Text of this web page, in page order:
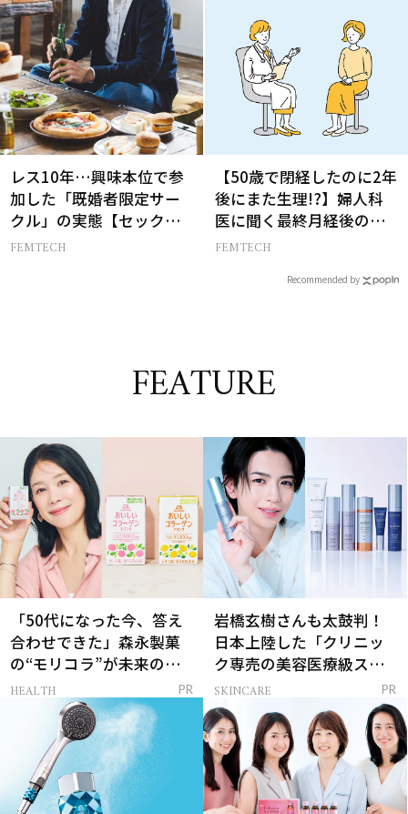
レス10年…興味本位で参
加した「既婚者限定サー
クル」の実態【セックス
レス AND THE CITY -女た
FEMTECH
【50歳で閉経したのに2年
後にまた生理!?】婦人科
医に聞く最終月経後の出
血の対処法
FEMTECH
Recommended by
FEATURE
「50代になった今、答え
合わせできた」森永製菓
の“モリコラ”が未来のキ
レイを連れてくる！
HEALTH PR
岩橋玄樹さんも太鼓判！
日本上陸した「クリニッ
ク専売の美容医療級スキ
ンケア」
SKINCARE PR